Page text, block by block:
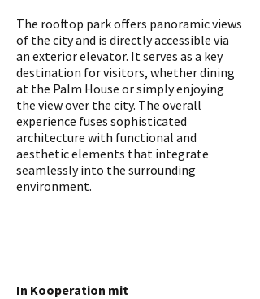
The rooftop park offers panoramic views
of the city and is directly accessible via
an exterior elevator. It serves as a key
destination for visitors, whether dining
at the Palm House or simply enjoying
the view over the city. The overall
experience fuses sophisticated
architecture with functional and
aesthetic elements that integrate
seamlessly into the surrounding
environment.
In Kooperation mit